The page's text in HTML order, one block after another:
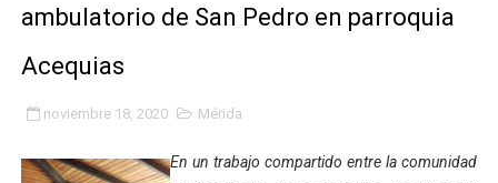
Gobierno bolivariano avanza en la transformación del
ambulatorio de San Pedro en parroquia
Acequias
noviembre 18, 2020 Mérida
En un trabajo compartido entre la comunidad